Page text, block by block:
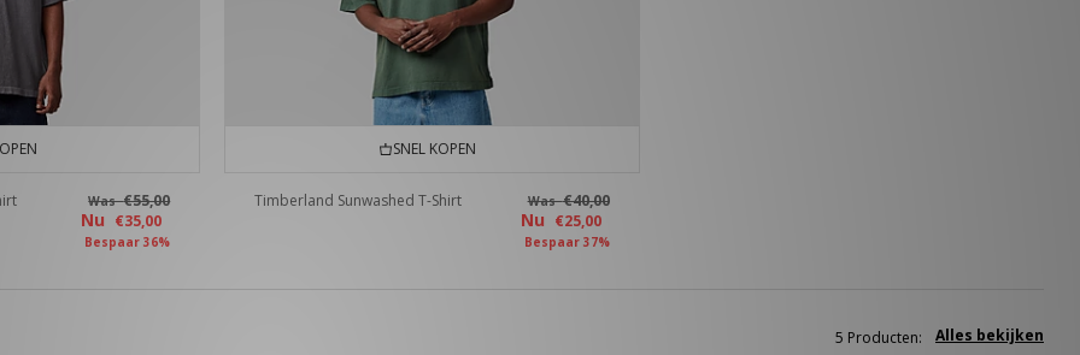
Was€55,00
Nu €35,00
Bespaar 36%
SNEL KOPEN
Timberland Sunwashed T-Shirt Was€40,00
Nu €25,00
Bespaar 37%
Alles bekijken
5 Producten: